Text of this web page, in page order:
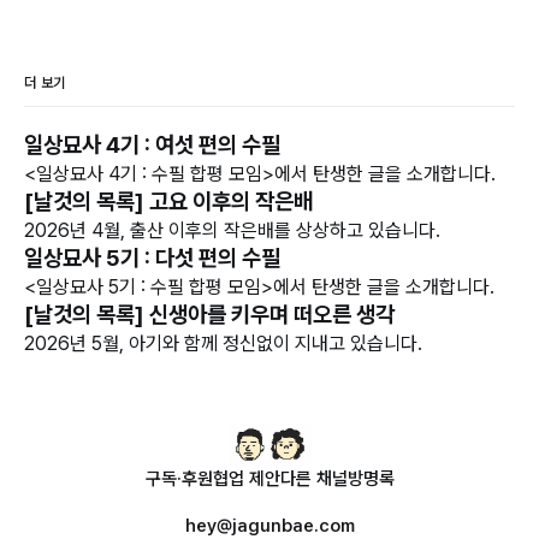
더 보기
일상묘사 4기 : 여섯 편의 수필
<일상묘사 4기 : 수필 합평 모임>에서 탄생한 글을 소개합니다.
[날것의 목록] 고요 이후의 작은배
2026년 4월, 출산 이후의 작은배를 상상하고 있습니다.
일상묘사 5기 : 다섯 편의 수필
<일상묘사 5기 : 수필 합평 모임>에서 탄생한 글을 소개합니다.
[날것의 목록] 신생아를 키우며 떠오른 생각
2026년 5월, 아기와 함께 정신없이 지내고 있습니다.
구독·후원협업 제안다른 채널방명록
hey@jagunbae.com